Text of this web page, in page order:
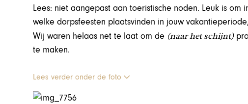
Lees: niet aangepast aan toeristische noden. Leuk is
welke dorpsfeesten plaatsvinden in jouw
Wij waren helaas net te laat om de (naar het schijnt)
te maken.
Lees verder onder de foto